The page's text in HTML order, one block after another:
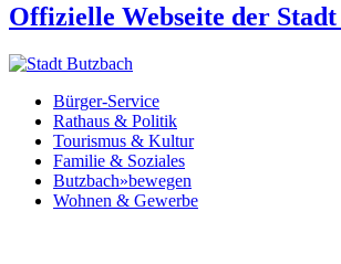
Offizielle Webseite der
Bürger-Service
Rathaus & Politik
Tourismus & Kultur
Familie & Soziales
Butzbach»bewegen
Wohnen & Gewerbe